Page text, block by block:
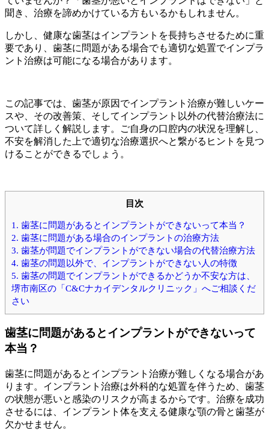
聞き、治療を諦めかけている方もいるかもしれません。
しかし、健康な歯茎はインプラントを長持ちさせるために重
要であり、歯茎に問題がある場合でも適切な処置でインプラ
ント治療は可能になる場合があります。
この記事では、歯茎が原因でインプラント治療が難しいケー
スや、その改善策、そしてインプラント以外の代替治療法に
ついて詳しく解説します。ご自身の口腔内の状況を理解し、
不安を解消した上で適切な治療選択へと繋がるヒントを見つ
けることができるでしょう。
目次
1. 歯茎に問題があるとインプラントができないって本当？
2. 歯茎に問題がある場合のインプラントの治療方法
3. 歯茎が問題でインプラントができない場合の代替治療方法
4. 歯茎の問題以外で、インプラントができない人の特徴
5. 歯茎の問題でインプラントができるかどうか不安な方は、
堺市南区の「C&Cナカイデンタルクリニック」へご相談くだ
さい
歯茎に問題があるとインプラントができないって
本当？
歯茎に問題があるとインプラント治療が難しくなる場合があ
ります。インプラント治療は外科的な処置を伴うため、歯茎
の状態が悪いと感染のリスクが高まるからです。治療を成功
させるには、インプラント体を支える健康な顎の骨と歯茎が
欠かせません。